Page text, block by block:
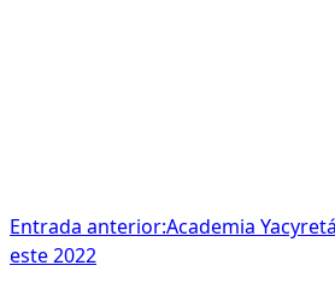
Entrada anterior:Academia
este 2022